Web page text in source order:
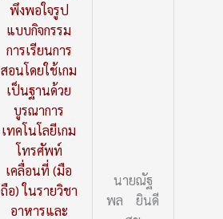
พึงพอใจรูป
แบบกิจกรรม
การเรียนการ
สอนโดยใช้เกม
เป็นฐานด้วย
บูรณาการ
เทคโนโลยีเกม
โทรศัพท์
เคลื่อนที่ (มือ
ถือ) ในรายวิชา
อาหารและ
นายณัฐ
พล ยินดี